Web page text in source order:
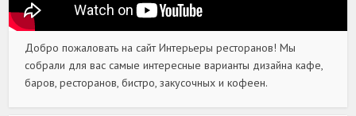
Добро пожаловать на сайт Интерьеры ресторанов! Мы
собрали для вас самые интересные варианты дизайна кафе,
баров, ресторанов, бистро, закусочных и кофеен.